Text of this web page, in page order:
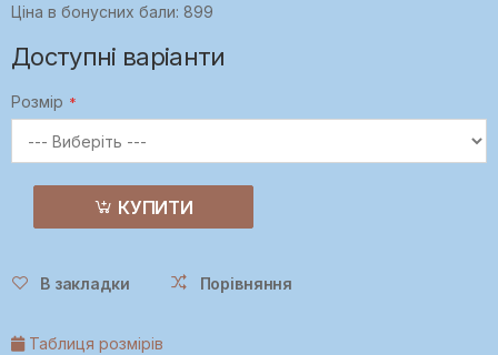
Ціна в бонусних бали: 899
Доступні варіанти
Розмір
КУПИТИ
В закладки Порівняння
Таблиця розмірів